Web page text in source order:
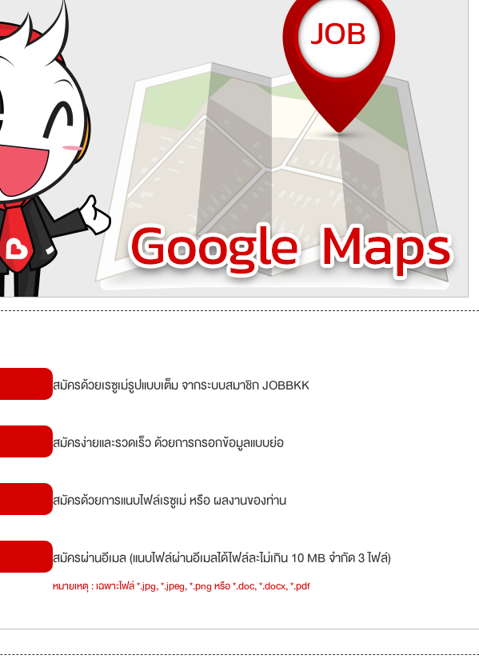
สมัครด้วยเรซูเม่รูปแบบเต็ม จากระบบสมาชิก JOBBKK
สมัครง่ายและรวดเร็ว ด้วยการกรอกข้อมูลแบบย่อ
สมัครด้วยการแนบไฟล์เรซูเม่ หรือ ผลงานของท่าน
สมัครผ่านอีเมล (แนบไฟล์ผ่านอีเมลได้ไฟล์ละไม่เกิน 10 MB จำกัด 3 ไฟล์)
หมายเหตุ : เฉพาะไฟล์ *.jpg, *.jpeg, *.png หรือ *.doc, *.docx, *.pdf